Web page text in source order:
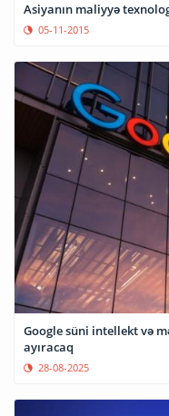
Asiyanın maliyyə
05-11-2015
Google süni intellekt və
ayıracaq
28-08-2025